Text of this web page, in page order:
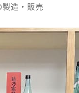
製造・販売